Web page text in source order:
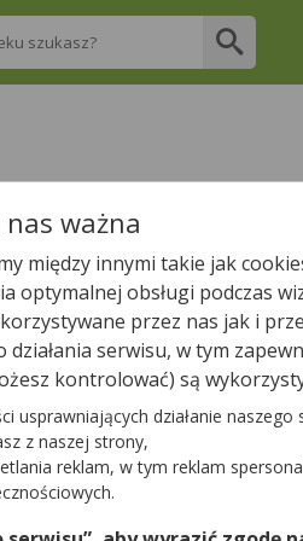
leku
posiadają
39aptek.37aptek zgłosiło nam,
ważna
między innymi takie jak
optymalnej obsługi podczas
przez nas jak i
działania serwisu, w tym
kontrolować) są
usprawniających działanie naszego
z naszej strony,
reklam, w tym reklam